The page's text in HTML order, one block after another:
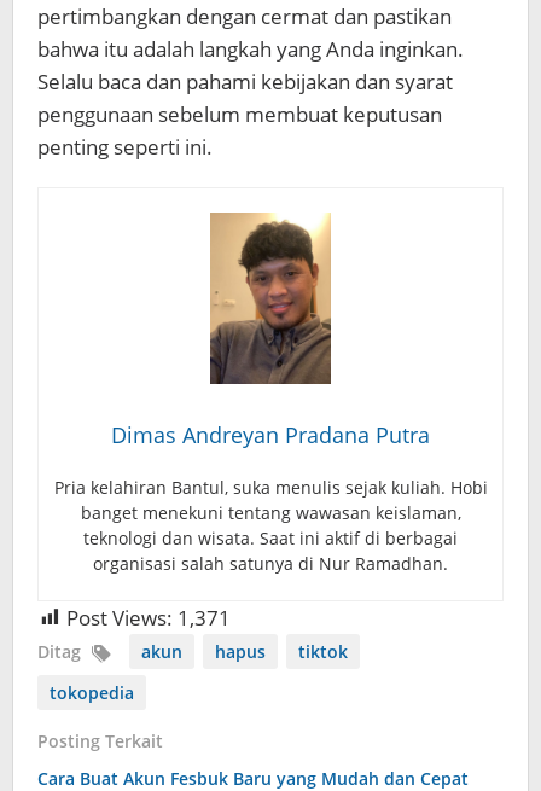
pertimbangkan dengan cermat dan pastikan
bahwa itu adalah langkah yang Anda inginkan.
Selalu baca dan pahami kebijakan dan syarat
penggunaan sebelum membuat keputusan
penting seperti ini.
Dimas Andreyan Pradana Putra
Pria kelahiran Bantul, suka menulis sejak kuliah. Hobi
banget menekuni tentang wawasan keislaman,
teknologi dan wisata. Saat ini aktif di berbagai
organisasi salah satunya di Nur Ramadhan.
Post Views: 1,371
Ditag akun hapus
tiktok
tokopedia
Posting Terkait
Cara Buat Akun Fesbuk Baru yang Mudah dan Cepat